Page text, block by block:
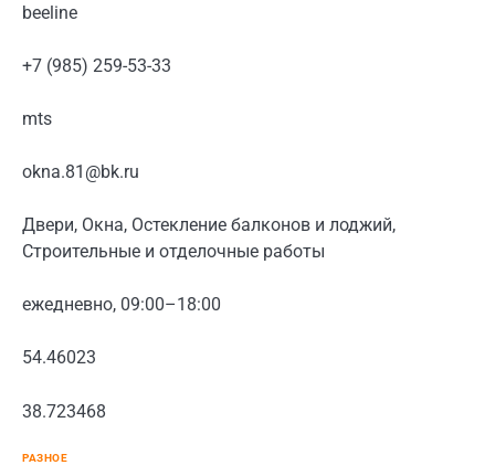
beeline
+7 (985) 259-53-33
mts
okna.81@bk.ru
Двери, Окна, Остекление балконов и лоджий,
Строительные и отделочные работы
ежедневно, 09:00–18:00
54.46023
38.723468
РАЗНОЕ